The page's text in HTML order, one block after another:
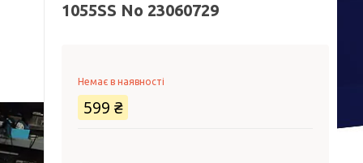
1055SS No 23060729
Немає в наявності
599 ₴